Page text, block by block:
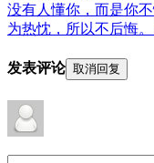
没有人懂你，而是你
为热忱，所以不后悔
发表评论 取消回复